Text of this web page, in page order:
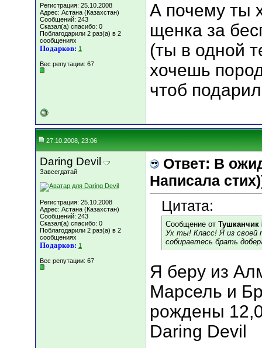
Регистрация: 25.10.2008
Адрес: Астана (Казахстан)
Сообщений: 243
Сказал(а) спасибо: 0
Поблагодарили 2 раз(а) в 2
сообщениях
Подарков: 1
Вес репутации: 67
А почему ты
щенка за
(ты в одной
хочешь
чтоб
27.10.2008, 23:06
Daring Devil
Завсегдатай
Регистрация: 25.10.2008
Адрес: Астана (Казахстан)
Сообщений: 243
Сказал(а) спасибо: 0
Поблагодарили 2 раз(а) в 2
сообщениях
Подарков: 1
Вес репутации: 67
Ответ: В
Написала
Цитата:
Сообщение от Тушканчик
Ух ты! Класс! Я из своей
собираетесь брать
Я беру из
Марсель и
рождены
Daring Devil